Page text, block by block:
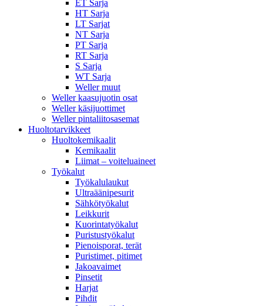
ET Sarja
HT Sarja
LT Sarjat
NT Sarja
PT Sarja
RT Sarja
S Sarja
WT Sarja
Weller muut
Weller kaasujuotin osat
Weller käsijuottimet
Weller pintaliitosasemat
Huoltotarvikkeet
Huoltokemikaalit
Kemikaalit
Liimat – voiteluaineet
Työkalut
Työkalulaukut
Ultraäänipesurit
Sähkötyökalut
Leikkurit
Kuorintatyökalut
Puristustyökalut
Pienoisporat, terät
Puristimet, pitimet
Jakoavaimet
Pinsetit
Harjat
Pihdit